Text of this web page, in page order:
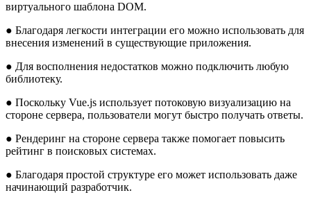
виртуального шаблона DOM.
● Благодаря легкости интеграции его можно использовать для
внесения изменений в существующие приложения.
● Для восполнения недостатков можно подключить любую
библиотеку.
● Поскольку Vue.js использует потоковую визуализацию на
стороне сервера, пользователи могут быстро получать ответы.
● Рендеринг на стороне сервера также помогает повысить
рейтинг в поисковых системах.
● Благодаря простой структуре его может использовать даже
начинающий разработчик.